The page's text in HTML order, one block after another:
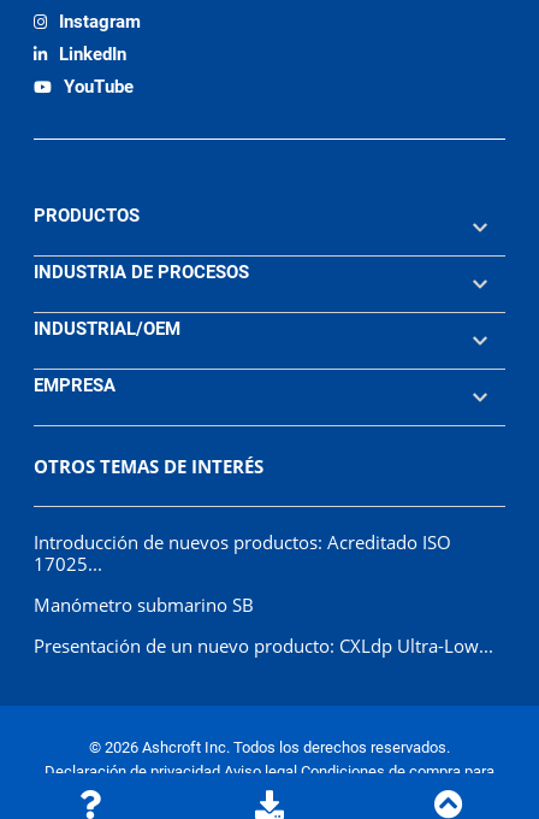
Instagram
LinkedIn
YouTube
PRODUCTOS
INDUSTRIA DE PROCESOS
INDUSTRIAL/OEM
EMPRESA
OTROS TEMAS DE INTERÉS
Introducción de nuevos productos: Acreditado ISO
17025...
Manómetro submarino SB
Presentación de un nuevo producto: CXLdp Ultra-Low...
© 2026 Ashcroft Inc. Todos los derechos reservados.
Declaración de privacidad Aviso legal Condiciones de compra para
Condiciones de venta